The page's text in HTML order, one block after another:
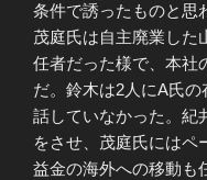
条件で誘ったものと思
茂庭氏は自主廃業した
任者だった様で、本社
だ。鈴木は2人にA氏
話していなかった。紀
をさせ、茂庭氏にはペ
益金の海外への移動も